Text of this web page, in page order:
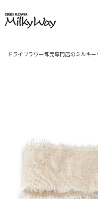
ドライフラワー卸売専門店のミルキ